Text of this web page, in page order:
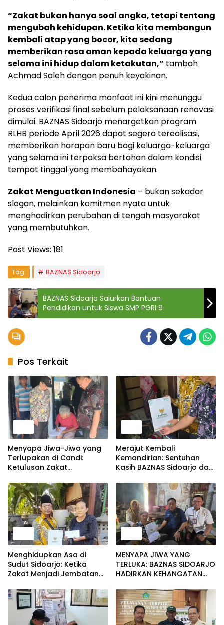
“Zakat bukan hanya soal angka, tetapi tentang
mengubah kehidupan. Ketika kita membangun
kembali atap yang bocor, kita sedang
memberikan rasa aman kepada keluarga yang
selama ini hidup dalam ketakutan,” tambah
Achmad Saleh dengan penuh keyakinan.
Kedua calon penerima manfaat ini kini menunggu
proses verifikasi final sebelum pelaksanaan renovasi
dimulai. BAZNAS Sidoarjo menargetkan program
RLHB periode April 2026 dapat segera terealisasi,
memberikan harapan baru bagi keluarga-keluarga
yang selama ini terpaksa bertahan dalam kondisi
tempat tinggal yang membahayakan.
Zakat Menguatkan Indonesia – bukan sekadar
slogan, melainkan komitmen nyata untuk
menghadirkan perubahan di tengah masyarakat
yang membutuhkan.
Post Views: 181
Tag: BAZNAS Sidoarjo
BAZNAS Sidoarjo Salurkan Bantuan
Pendidikan untuk Siswa SMP PGRI 9
Pos Terkait
Menyapa Jiwa-Jiwa yang
Terlupakan di Candi:
Ketulusan Zakat
Sebatang Kara dan Warga
Sakit Menahun
Merajut Kembali
Kemandirian: Sentuhan
Kasih BAZNAS Sidoarjo dan
Harapan Baru Lewat
Mobilitas yang Merdeka
Menghidupkan Asa di
Sudut Sidoarjo: Ketika
Zakat Menjadi Jembatan
Pemulihan Martabat
Kemanusiaan
MENYAPA JIWA YANG
TERLUKA: BAZNAS SIDOARJO
HADIRKAN KEHANGATAN
SD MUHAMMADIYAH 11
RANDEGAN